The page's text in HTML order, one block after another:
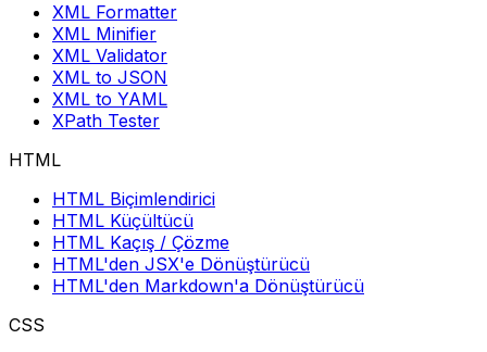
XML Formatter
XML Minifier
XML Validator
XML to JSON
XML to YAML
XPath Tester
HTML
HTML Biçimlendirici
HTML Küçültücü
HTML Kaçış / Çözme
HTML'den JSX'e Dönüştürücü
HTML'den Markdown'a Dönüştürücü
CSS